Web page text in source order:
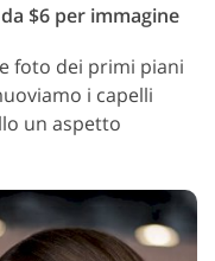
$6 per immagine
foto dei primi piani
i capelli
un aspetto